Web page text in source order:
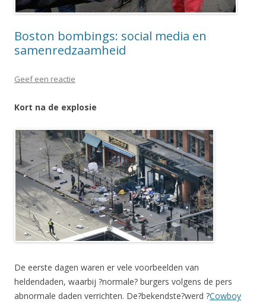
Boston bombings: social media en
samenredzaamheid
Geef een reactie
Kort na de explosie
De eerste dagen waren er vele voorbeelden van
heldendaden, waarbij ?normale? burgers volgens de pers
abnormale daden verrichten. De?bekendste?werd ?Cowboy